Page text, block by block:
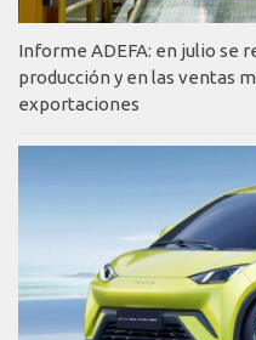
Informe ADEFA: en julio se
producción y en las ventas
exportaciones